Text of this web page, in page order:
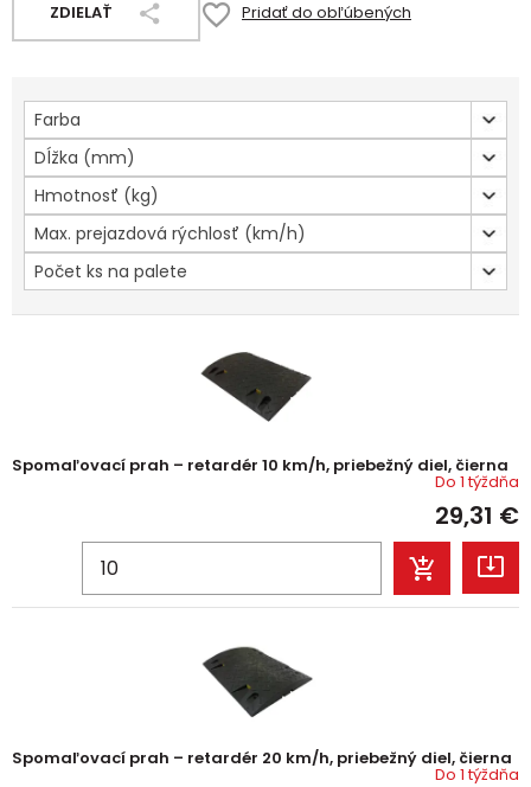
ZDIELAŤ Pridať do obľúbených
Farba
Dĺžka (mm)
Hmotnosť (kg)
Max. prejazdová rýchlosť (km/h)
Počet ks na palete
Spomaľovací prah – retardér 10 km/h, priebežný diel, čierna
Do 1 týždňa
29,31 €
Spomaľovací prah – retardér 20 km/h, priebežný diel, čierna
Do 1 týždňa